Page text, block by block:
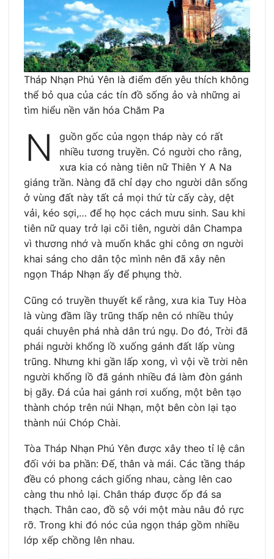
Tháp Nhạn Phú Yên là điểm đến yêu thích không
thể bỏ qua của các tín đồ sống ảo và những ai
tìm hiểu nền văn hóa Chăm Pa
N
guồn gốc của ngọn tháp này có rất
nhiều tương truyền. Có người cho rằng,
xưa kia có nàng tiên nữ Thiên Y A Na
giáng trần. Nàng đã chỉ dạy cho người dân sống
ở vùng đất này tất cả mọi thứ từ cấy cày, dệt
vải, kéo sợi,… để họ học cách mưu sinh. Sau khi
tiên nữ quay trở lại cõi tiên, người dân Champa
vì thương nhớ và muốn khắc ghi công ơn người
khai sáng cho dân tộc mình nên đã xây nên
ngọn Tháp Nhạn ấy để phụng thờ.
Cũng có truyền thuyết kể rằng, xưa kia Tuy Hòa
là vùng đầm lầy trũng thấp nên có nhiều thủy
quái chuyên phá nhà dân trú ngụ. Do đó, Trời đã
phái người khổng lồ xuống gánh đất lấp vùng
trũng. Nhưng khi gần lấp xong, vì vội về trời nên
người khổng lồ đã gánh nhiều đá làm đòn gánh
bị gãy. Đá của hai gánh rơi xuống, một bên tạo
thành chóp trên núi Nhạn, một bên còn lại tạo
thành núi Chóp Chài.
Tòa Tháp Nhạn Phú Yên được xây theo tỉ lệ cân
đối với ba phần: Đế, thân và mái. Các tầng tháp
đều có phong cách giống nhau, càng lên cao
càng thu nhỏ lại. Chân tháp được ốp đá sa
thạch. Thân cao, đồ sộ với một màu nâu đỏ rực
rỡ. Trong khi đó nóc của ngọn tháp gồm nhiều
lớp xếp chồng lên nhau.